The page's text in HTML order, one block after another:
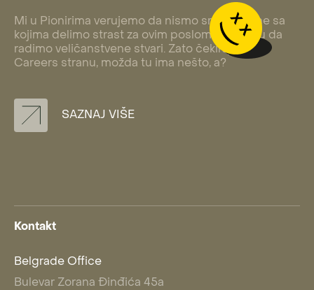
Mi u Pionirima verujemo da nismo sreli sve one sa
kojima delimo strast za ovim poslom i energiju da
radimo veličanstvene stvari. Zato čekiraj našu
Careers stranu, možda tu ima nešto, a?
SAZNAJ VIŠE
Kontakt
Belgrade Office
Bulevar Zorana Đinđića 45a